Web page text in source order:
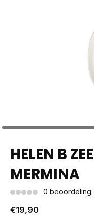
HELEN B
MERMINA
0 beoordeling
€19,90